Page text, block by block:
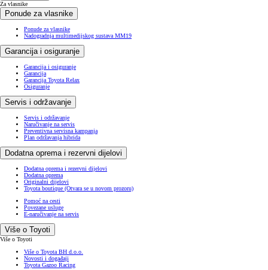
Za vlasnike
Ponude za vlasnike
Ponude za vlasnike
Nadogradnja multimedijskog sustava MM19
Garancija i osiguranje
Garancija i osiguranje
Garancija
Garancija Toyota Relax
Osiguranje
Servis i održavanje
Servis i održavanje
Naručivanje na servis
Preventivna servisna kampanja
Plan održavanja hibrida
Dodatna oprema i rezervni dijelovi
Dodatna oprema i rezervni dijelovi
Dodatna oprema
Originalni dijelovi
Toyota boutique (Otvara se u novom prozoru)
Pomoć na cesti
Povezane usluge
E-naručivanje na servis
Više o Toyoti
Više o Toyoti
Više o Toyota BH d.o.o.
Novosti i događaji
Toyota Gazoo Racing